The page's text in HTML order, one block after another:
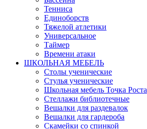
Тенниса
Единоборств
Тяжелой атлетики
Универсальное
Таймер
Времени атаки
ШКОЛЬНАЯ МЕБЕЛЬ
Столы ученические
Стулья ученические
Школьная мебель Точка Роста
Стеллажи библиотечные
Вешалки для раздевалок
Вешалки для гардероба
Скамейки со спинкой